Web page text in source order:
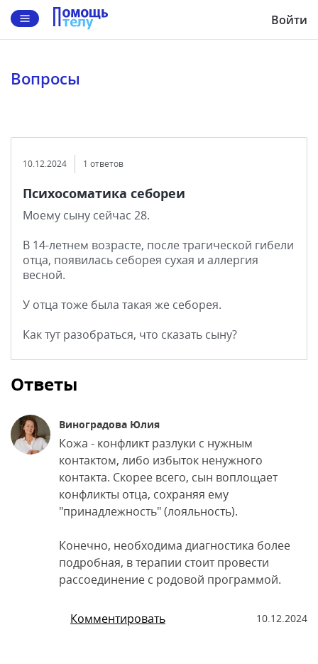
Войти
Вопросы
10.12.2024 1 ответов
Психосоматика себореи
Моему сыну сейчас 28.
В 14-летнем возрасте, после трагической гибели
отца, появилась себорея сухая и аллергия
весной.
У отца тоже была такая же себорея.
Как тут разобраться, что сказать сыну?
Ответы
Виноградова Юлия
Кожа - конфликт разлуки с нужным
контактом, либо избыток ненужного
контакта. Скорее всего, сын воплощает
конфликты отца, сохраняя ему
"принадлежность" (лояльность).
Конечно, необходима диагностика более
подробная, в терапии стоит провести
рассоединение с родовой программой.
Комментировать 10.12.2024